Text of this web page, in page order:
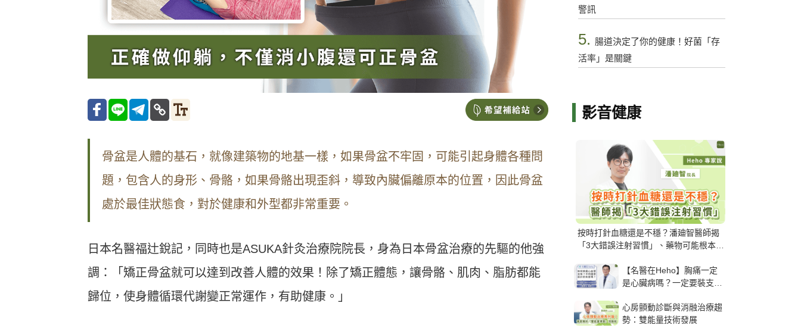
骨盆是人體的基石，就像建築物的地基一樣，如果骨盆不牢固，可能引起身體各種問
題，包含人的身形、骨骼，如果骨骼出現歪斜，導致內臟偏離原本的位置，因此骨盆
處於最佳狀態食，對於健康和外型都非常重要。
日本名醫福辻銳記，同時也是ASUKA針灸治療院院長，身為日本骨盆治療的先驅的他強
調：「矯正骨盆就可以達到改善人體的效果！除了矯正體態，讓骨骼、肌肉、脂肪都能
歸位，使身體循環代謝變正常運作，有助健康。」
警訊
5. 腸道決定了你的健康！好菌「存
活率」是關鍵
影音健康
按時打針血糖還是不穩？潘廸智醫師揭
「3大錯誤注射習慣」、藥物可能根本沒
【名醫在Heho】胸痛一定
是心臟病嗎？一定要裝支
解析支架種類、風險與選擇
關鍵
心房顫動診斷與消融治療趨
勢：雙能量技術發展